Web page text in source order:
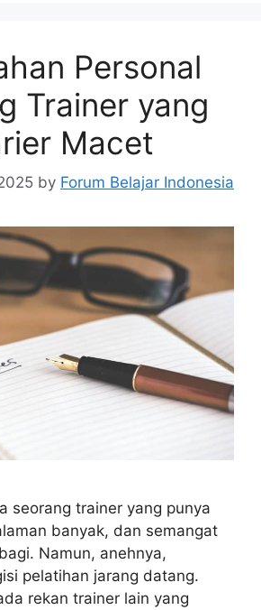
Personal
Trainer yang
Macet
by Forum Belajar Indonesia
seorang trainer yang punya
banyak, dan semangat
Namun, anehnya,
pelatihan jarang datang.
rekan trainer lain yang